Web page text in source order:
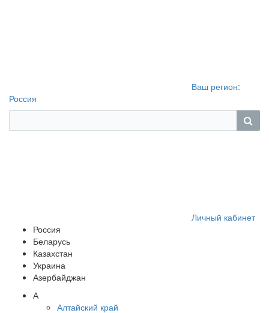
Ваш регион:
Россия
Личный кабинет
Россия
Беларусь
Казахстан
Украина
Азербайджан
А
Алтайский край